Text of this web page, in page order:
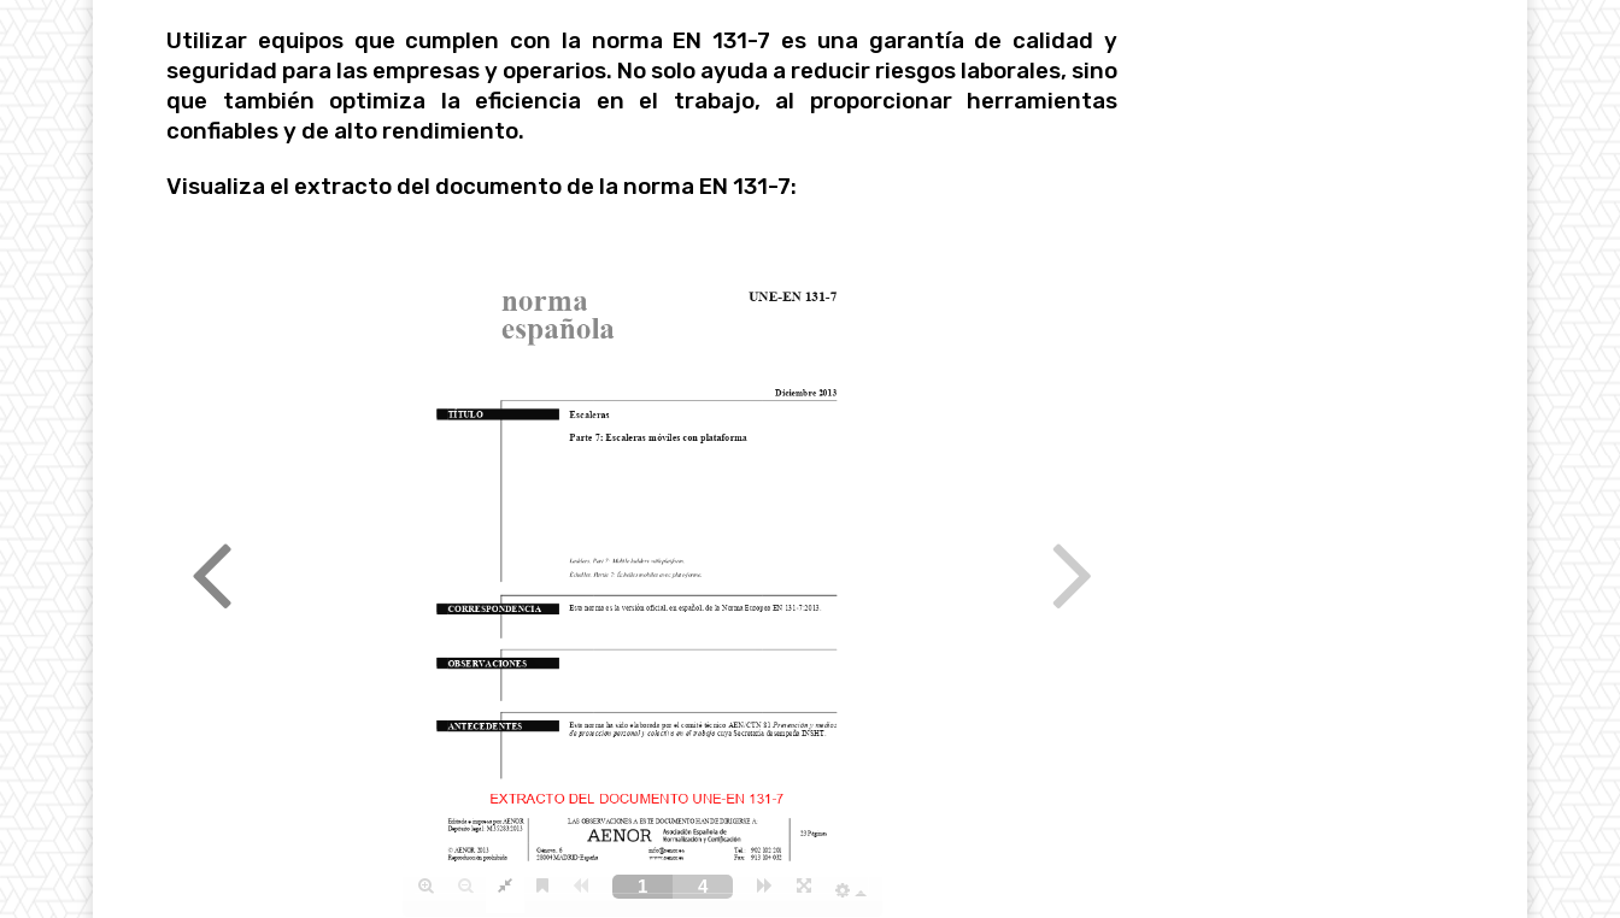
Utilizar equipos que cumplen con la norma EN 131-7 es una garantía de calidad y
seguridad para las empresas y operarios. No solo ayuda a reducir riesgos laborales, sino
que también optimiza la eficiencia en el trabajo, al proporcionar herramientas
confiables y de alto rendimiento.
Visualiza el extracto del documento de la norma EN 131-7: